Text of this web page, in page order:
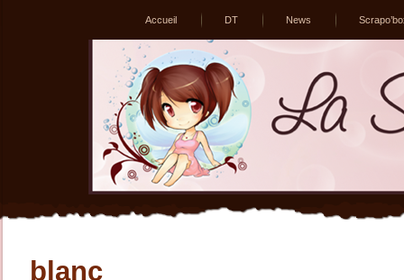
Accueil DT News
blanc